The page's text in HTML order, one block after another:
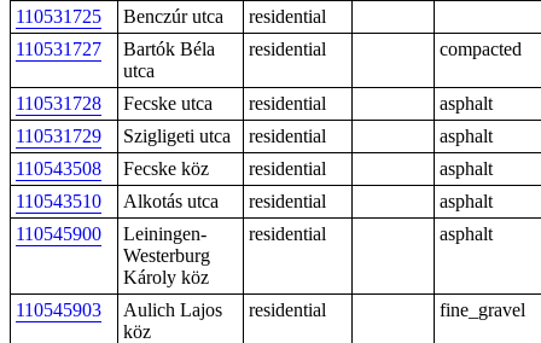
110531725 Benczúr utca
residential
110531727
Bartók Béla
utca
residential compacted
110531728 Fecske utca residential
asphalt
110531729
Szigligeti utca residential
asphalt
110543508
Fecske köz residential
asphalt
110543510
Alkotás utca residential
asphalt
110545900
Leiningen-
Westerburg
Károly köz
residential asphalt
110545903
Aulich Lajos
köz
residential fine_gravel